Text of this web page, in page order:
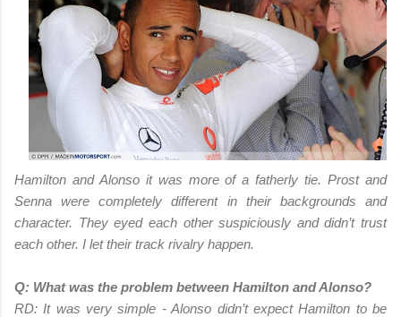
Hamilton and Alonso it was more of a fatherly tie. Prost and
Senna were completely different in their backgrounds and
character. They eyed each other suspiciously and didn’t trust
each other. I let their track rivalry happen.
Q: What was the problem between Hamilton and Alonso?
RD: It was very simple - Alonso didn’t expect Hamilton to be